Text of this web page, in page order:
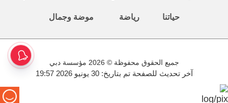
حياتنا رياضة موضة وجمال
جميع الحقوق محفوظة © 2026 مؤسسة دبي
آخر تحديث للصفحة تم بتاريخ: 30 يونيو 2026 19:57